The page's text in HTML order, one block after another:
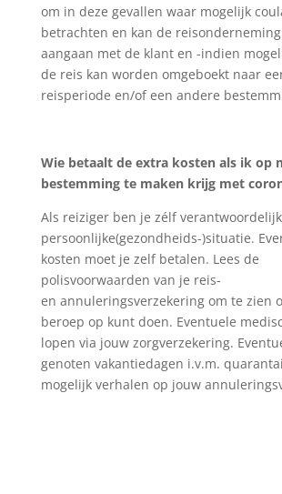
om in deze gevallen waar mogelijk
betrachten en kan de
aangaan met de klant en -indien
de reis kan worden omgeboekt naar
reisperiode en/of een andere
Wie betaalt de extra kosten als ik op
bestemming te maken krijg met
Als reiziger ben je zélf
persoonlijke(gezondheids-)situatie.
kosten moet je zelf betalen. Lees de
polisvoorwaarden van je reis-
en annuleringsverzekering om te zien
beroep op kunt doen. Eventuele
lopen via jouw zorgverzekering.
genoten vakantiedagen i.v.m.
mogelijk verhalen op jouw